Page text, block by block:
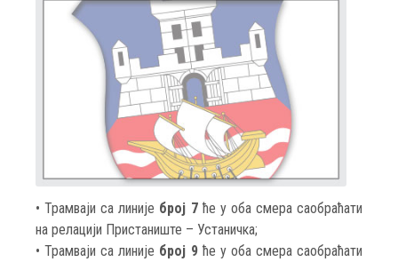
• Трамваји са линије број 7ће у оба смера саобраћати
на релацији Пристаниште – Устаничка;
• Трамваји са линије број 9ће у оба смера саобраћати